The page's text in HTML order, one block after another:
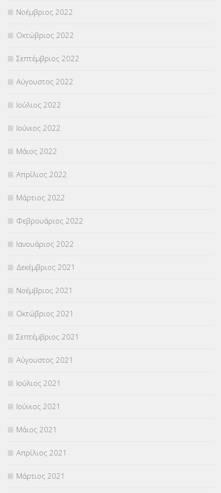
Νοέμβριος 2022
Οκτώβριος 2022
Σεπτέμβριος 2022
Αύγουστος 2022
Ιούλιος 2022
Ιούνιος 2022
Μάιος 2022
Απρίλιος 2022
Μάρτιος 2022
Φεβρουάριος 2022
Ιανουάριος 2022
Δεκέμβριος 2021
Νοέμβριος 2021
Οκτώβριος 2021
Σεπτέμβριος 2021
Αύγουστος 2021
Ιούλιος 2021
Ιούνιος 2021
Μάιος 2021
Απρίλιος 2021
Μάρτιος 2021